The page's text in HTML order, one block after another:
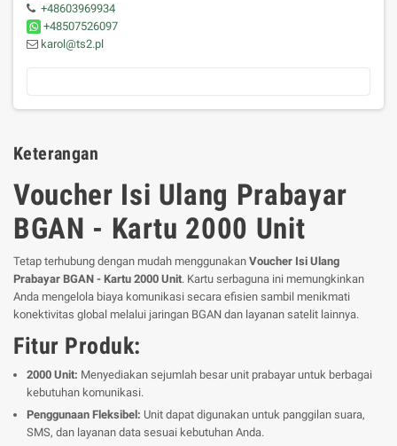
+48603969934
+48507526097
karol@ts2.pl
Keterangan
Voucher Isi Ulang Prabayar
BGAN - Kartu 2000 Unit
Tetap terhubung dengan mudah menggunakan Voucher Isi Ulang
Prabayar BGAN - Kartu 2000 Unit. Kartu serbaguna ini memungkinkan
Anda mengelola biaya komunikasi secara efisien sambil menikmati
konektivitas global melalui jaringan BGAN dan layanan satelit lainnya.
Fitur Produk:
2000 Unit: Menyediakan sejumlah besar unit prabayar untuk berbagai
kebutuhan komunikasi.
Penggunaan Fleksibel: Unit dapat digunakan untuk panggilan suara,
SMS, dan layanan data sesuai kebutuhan Anda.